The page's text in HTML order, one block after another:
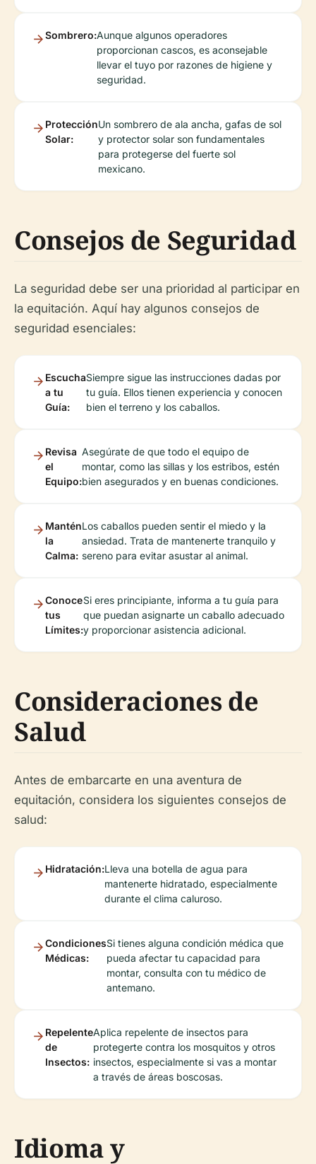
Sombrero:Aunque algunos operadores
proporcionan cascos, es aconsejable
llevar el tuyo por razones de higiene y
seguridad.
Protección
Solar:
Un sombrero de ala ancha, gafas de sol
y protector solar son fundamentales
para protegerse del fuerte sol
mexicano.
Consejos de Seguridad
La seguridad debe ser una prioridad al participar en
la equitación. Aquí hay algunos consejos de
seguridad esenciales:
Escucha
a tu
Guía:
Siempre sigue las instrucciones dadas por
tu guía. Ellos tienen experiencia y conocen
bien el terreno y los caballos.
Revisa
el
Equipo:
Asegúrate de que todo el equipo de
montar, como las sillas y los estribos, estén
bien asegurados y en buenas condiciones.
Mantén
la
Calma:
Los caballos pueden sentir el miedo y la
ansiedad. Trata de mantenerte tranquilo y
sereno para evitar asustar al animal.
Conoce
tus
Límites:
Si eres principiante, informa a tu guía para
que puedan asignarte un caballo adecuado
y proporcionar asistencia adicional.
Consideraciones de
Salud
Antes de embarcarte en una aventura de
equitación, considera los siguientes consejos de
salud:
Hidratación:Lleva una botella de agua para
mantenerte hidratado, especialmente
durante el clima caluroso.
Condiciones
Médicas:
Si tienes alguna condición médica que
pueda afectar tu capacidad para
montar, consulta con tu médico de
antemano.
Repelente
de
Insectos:
Aplica repelente de insectos para
protegerte contra los mosquitos y otros
insectos, especialmente si vas a montar
a través de áreas boscosas.
Idioma y